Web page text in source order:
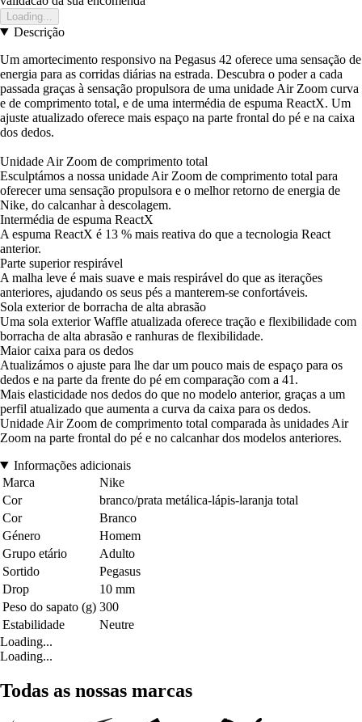
Loading...
Descrição
Um amortecimento responsivo na Pegasus 42 oferece uma sensação de
energia para as corridas diárias na estrada. Descubra o poder a cada
passada graças à sensação propulsora de uma unidade Air Zoom curva
e de comprimento total, e de uma intermédia de espuma ReactX. Um
ajuste atualizado oferece mais espaço na parte frontal do pé e na caixa
dos dedos.
Unidade Air Zoom de comprimento total
Esculptámos a nossa unidade Air Zoom de comprimento total para
oferecer uma sensação propulsora e o melhor retorno de energia de
Nike, do calcanhar à descolagem.
Intermédia de espuma ReactX
A espuma ReactX é 13 % mais reativa do que a tecnologia React
anterior.
Parte superior respirável
A malha leve é mais suave e mais respirável do que as iterações
anteriores, ajudando os seus pés a manterem-se confortáveis.
Sola exterior de borracha de alta abrasão
Uma sola exterior Waffle atualizada oferece tração e flexibilidade com
borracha de alta abrasão e ranhuras de flexibilidade.
Maior caixa para os dedos
Atualizámos o ajuste para lhe dar um pouco mais de espaço para os
dedos e na parte da frente do pé em comparação com a 41.
Mais elasticidade nos dedos do que no modelo anterior, graças a um
perfil atualizado que aumenta a curva da caixa para os dedos.
Unidade Air Zoom de comprimento total comparada às unidades Air
Zoom na parte frontal do pé e no calcanhar dos modelos anteriores.
Informações adicionais
Marca
Nike
Cor
branco/prata metálica-lápis-laranja total
Cor
Branco
Género
Homem
Grupo etário
Adulto
Sortido
Pegasus
Drop
10 mm
Peso do sapato (g) 300
Estabilidade
Neutre
Loading...
Loading...
Todas as nossas marcas